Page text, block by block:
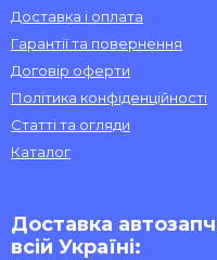
Доставка і оплата
Гарантії та повернення
Договір оферти
Політика конфіденційності
Статті та огляди
Каталог
Доставка
всій Україні: